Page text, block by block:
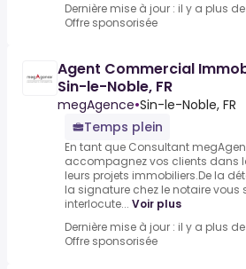
Dernière mise à jour : il y a plus
Offre sponsorisée
Agent Commercial
Sin-le-Noble, FR
megAgence•Sin-le-Noble, FR
Temps plein
En tant que Consultant
accompagnez vos clients dans
leurs projets immobiliers.De la
la signature chez le notaire vous
interlocute... Voir plus
Dernière mise à jour : il y a plus
Offre sponsorisée